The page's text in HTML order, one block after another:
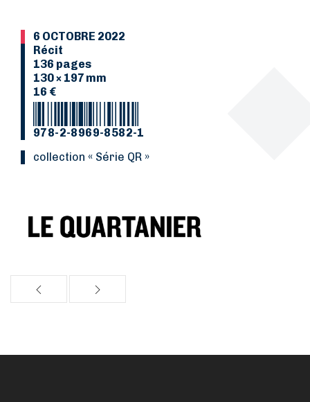
6 OCTOBRE 2022
Récit
136 pages
130 × 197 mm
16 €
978-2-8969-8582-1
collection « Série QR »